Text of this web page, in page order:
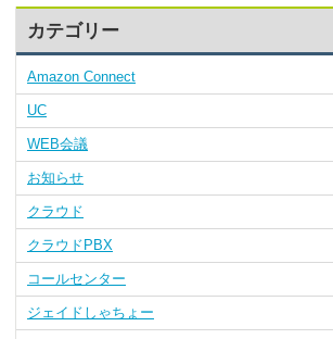
カテゴリー
Amazon Connect
UC
WEB会議
お知らせ
クラウド
クラウドPBX
コールセンター
ジェイドしゃちょー